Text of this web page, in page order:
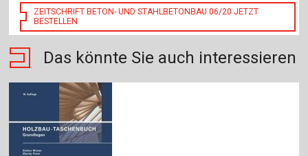
ZEITSCHRIFT BETON- UND STAHLBETONBAU 06/20 JETZT
BESTELLEN
Das könnte Sie auch interessieren